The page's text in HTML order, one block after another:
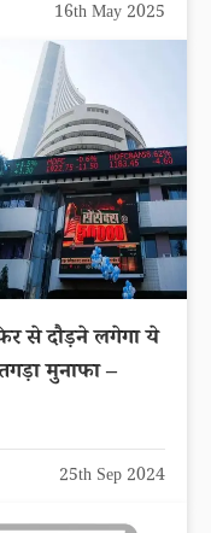
16th May 2025
से दौड़ने लगेगा ये
मुनाफा –
25th Sep 2024